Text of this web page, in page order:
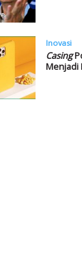
Inovasi
Casing
Menjadi